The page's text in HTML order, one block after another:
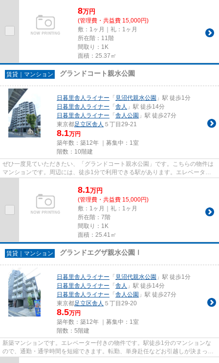
8万円
(管理費・共益費 15,000円)
敷：1ヶ月｜礼：1ヶ月
所在階：11階
間取り：1K
面積：25.37㎡
賃貸｜マンション グランドコート親水公園
日暮里舎人ライナー 「 見沼代親水公園 」駅 徒歩1分
日暮里舎人ライナー 「 舎人 」駅 徒歩14分
日暮里舎人ライナー 「 舎人公園 」駅 徒歩27分
東京都足立区舎人 ５丁目29-21
8.1万円
築年数：築12年 ｜募集中： 1室
階数：10階建
ぜひ一度見ていただきたい、「グランドコート親水公園」です。こちらの物件は
マンションです。周辺には、徒歩1分で利用できる駅があります。エレベーター
8.1万円
(管理費・共益費 15,000円)
敷：1ヶ月｜礼：1ヶ月
所在階：7階
間取り：1K
面積：25.41㎡
賃貸｜マンション グランドエグザ親水公園Ⅰ
日暮里舎人ライナー 「 見沼代親水公園 」駅 徒歩1分
日暮里舎人ライナー 「 舎人 」駅 徒歩14分
日暮里舎人ライナー 「 舎人公園 」駅 徒歩27分
東京都足立区舎人 ５丁目29-20
8.5万円
築年数：築12年 ｜募集中： 1室
階数：5階建
新築マンションです。エレベーター付きの物件です。駅徒歩1分のマンションな
ので、通勤・通学時間を短縮できます。転勤、単身赴任などお引越しが決まった